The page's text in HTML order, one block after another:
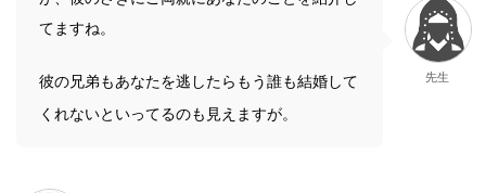
てますね。
彼の兄弟もあなたを逃したらもう誰も結婚して
くれないといってるのも見えますが。
先生